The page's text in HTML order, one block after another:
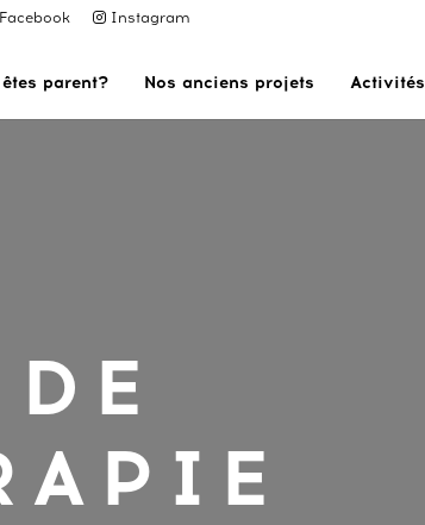
Facebook Instagram
parent? Nos anciens projets Activités